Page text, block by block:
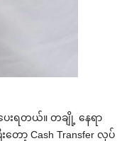
းရတယ်။ တချို့ နေရာ
ာ့ Cash Transfer လုပ်